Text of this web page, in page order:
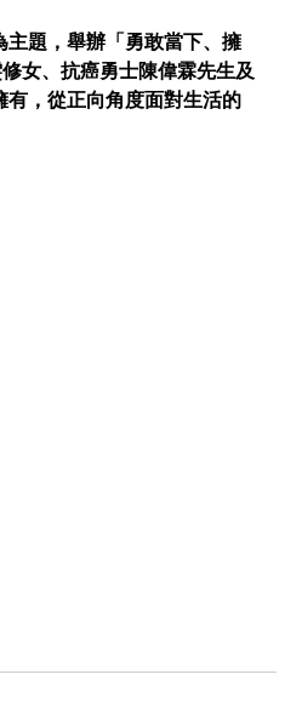
題，舉辦「勇敢當下、擁
女、抗癌勇士陳偉霖先生及
，從正向角度面對⽣活的